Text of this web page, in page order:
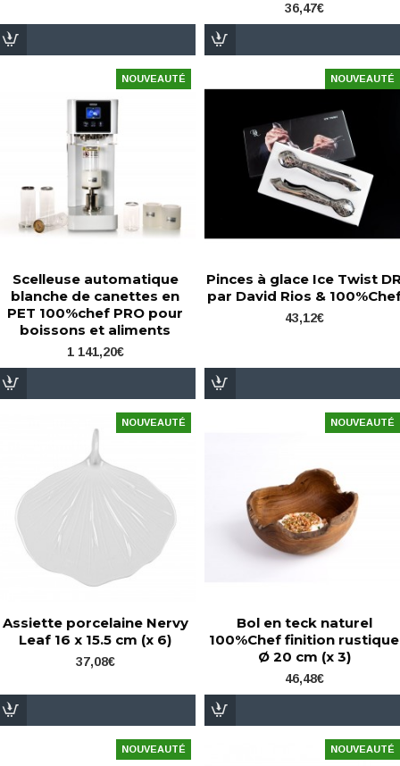
36,47€
NOUVEAUTÉ
Scelleuse automatique
blanche de canettes en
PET 100%chef PRO pour
boissons et aliments
1 141,20€
NOUVEAUTÉ
Pinces à glace Ice Twist
par David Rios &
43,12€
NOUVEAUTÉ
Assiette porcelaine Nervy
Leaf 16 x 15.5 cm (x 6)
37,08€
NOUVEAUTÉ
Bol en teck naturel
100%Chef finition rustique
Ø 20 cm (x 3)
46,48€
NOUVEAUTÉ NOUVEAUTÉ